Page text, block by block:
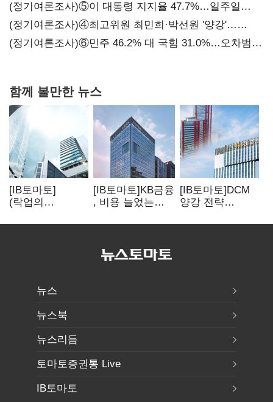
지지도 '50% 아래로'(종합)
(정기여론조사)⑤이 대통령 지지율 47.7%…일주일
만에 다시 40%대
(정기여론조사)④최고위원 최민희·박선원 '양강'…
서미화·이성윤·임미애 뒤이어
(정기여론조사)⑥민주 46.2% 대 국힘 31.0%…오차범위
함께 볼만한 뉴스
[IB토마토]
(락업의
뒤 풀리는 FI
[IB토마토]KB금융
, 비용 늘었는데
개선…증권 호황
[IB토마토]DCM
양강 전략
승부처는 하반기
뉴스
뉴스북
뉴스리듬
토마토증권통 Live
IB토마토